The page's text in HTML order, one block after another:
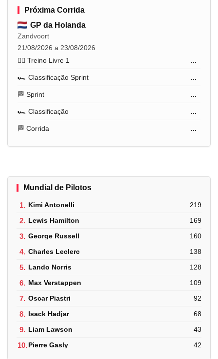
Próxima Corrida
GP da Holanda
Zandvoort
21/08/2026 a 23/08/2026
🏋️‍♂️ Treino Livre 1
...
🏎️ Classificação Sprint ...
🏁 Sprint ...
🏎️ Classificação ...
🏁 Corrida ...
Mundial de Pilotos
1. Kimi Antonelli 219
2. Lewis Hamilton 169
3. George Russell 160
4. Charles Leclerc 138
5. Lando Norris 128
6. Max Verstappen 109
7. Oscar Piastri 92
8. Isack Hadjar 68
9. Liam Lawson 43
10.Pierre Gasly 42